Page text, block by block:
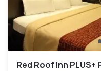
Red Roof Inn